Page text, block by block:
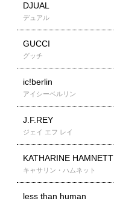
DJUAL
デュアル
GUCCI
グッチ
ic!berlin
アイシーベルリン
J.F.REY
ジェイ エフ レイ
KATHARINE HAMNETT
キャサリン・ハムネット
less than human